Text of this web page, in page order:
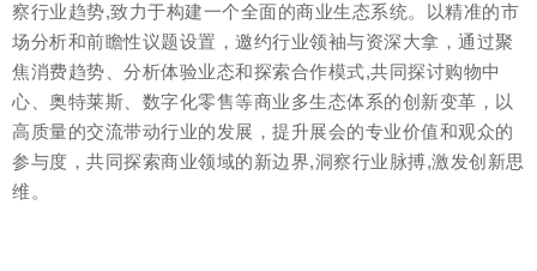
察行业趋势,致力于构建一个全面的商业生态系统。以精准的市
场分析和前瞻性议题设置，邀约行业领袖与资深大拿，通过聚
焦消费趋势、分析体验业态和探索合作模式,共同探讨购物中
心、奥特莱斯、数字化零售等商业多生态体系的创新变革，以
高质量的交流带动行业的发展，提升展会的专业价值和观众的
参与度，共同探索商业领域的新边界,洞察行业脉搏,激发创新思
维。